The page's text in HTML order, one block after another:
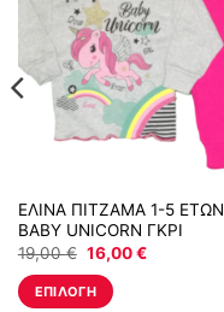
ΕΛΙΝΑ ΠΙΤΖΑΜΑ 1-5 ΕΤΩΝ
BABY UNICORN ΓΚΡΙ
ΜΕΛΑΝΖΕ – ΦΟΥΞΙΑ
19,00€ Original
price
was:
19,00 €.
16,00€Η
ΕΠΙΛΟΓΉ